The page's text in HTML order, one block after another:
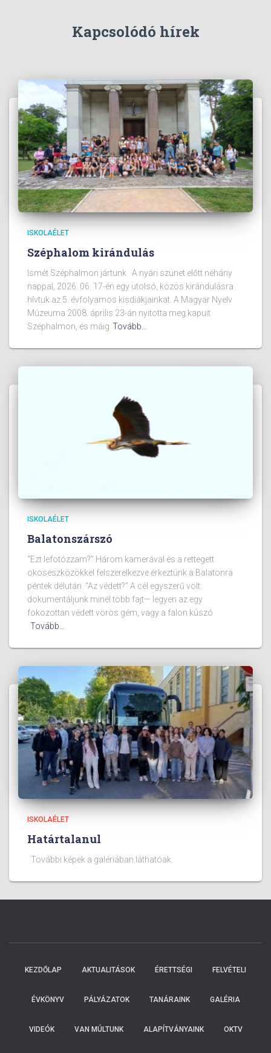
Kapcsolódó hírek
ISKOLAÉLET
Széphalom kirándulás
Ismét Széphalmon jártunk A nyári szünet előtt néhány
nappal, 2026. 06. 17-én egy utolsó, közös kirándulásra
hívtuk az 5. évfolyamos kisdiákjainkat. A Magyar Nyelv
Múzeuma 2008. április 23-án nyitotta meg kapuit
Széphalmon, és máig Tovább…
ISKOLAÉLET
Balatonszárszó
“Ezt lefotózzam?” Három kamerával és a rettegett
okoseszközökkel felszerelkezve érkeztünk a Balatonra
péntek délután. “Az védett?” A cél egyszerű volt:
dokumentáljunk minél több fajt— legyen az egy
fokozottan védett vörös gém, vagy a falon kúszó
Tovább…
ISKOLAÉLET
Határtalanul
További képek a galériában láthatóak.
KEZDŐLAP AKTUALITÁSOK ÉRETTSÉGI FELVÉTELI
ÉVKÖNYV PÁLYÁZATOK TANÁRAINK GALÉRIA
VIDEÓK VAN MÚLTUNK ALAPÍTVÁNYAINK OKTV